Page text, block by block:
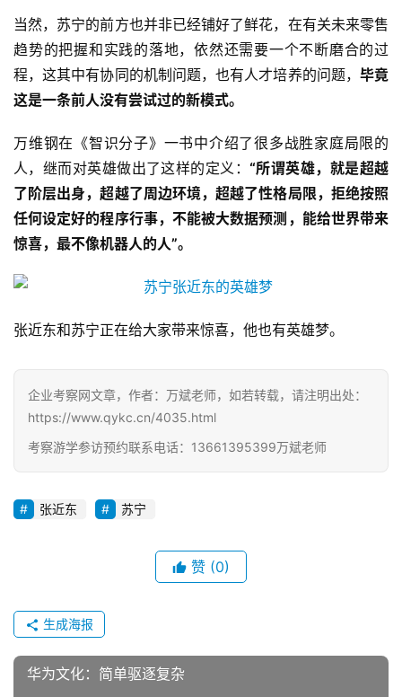
当然，苏宁的前方也并非已经铺好了鲜花，在有关未来零售
趋势的把握和实践的落地，依然还需要一个不断磨合的过
程，这其中有协同的机制问题，也有人才培养的问题， 毕竟
这是一条前人没有尝试过的新模式。
万维钢在《智识分子》一书中介绍了很多战胜家庭局限的
人，继而对英雄做出了这样的定义：“所谓英雄，就是超越
了阶层出身，超越了周边环境，超越了性格局限，拒绝按照
任何设定好的程序行事，不能被大数据预测，能给世界带来
惊喜，最不像机器人的人”。
张近东和苏宁正在给大家带来惊喜，他也有英雄梦。
企业考察网文章，作者：万斌老师，如若转载，请注明出处：
https://www.qykc.cn/4035.html
考察游学参访预约联系电话：13661395399万斌老师
张近东 苏宁
赞 (0)
生成海报
华为文化：简单驱逐复杂